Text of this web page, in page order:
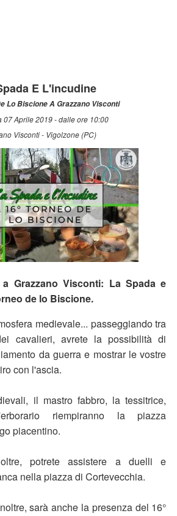
E L'incudine
Lo Biscione A Grazzano Visconti
07 Aprile 2019 - dalle ore 10:00
Visconti - Vigolzone (PC)
Grazzano Visconti: La Spada e
de lo Biscione.
medievale... passeggiando tra
cavalieri, avrete la possibilità di
da guerra e mostrar le vostre
con l'ascia.
il mastro fabbro, la tessitrice,
riempiranno la piazza
piacentino.
potrete assistere a duelli e
nella piazza di Cortevecchia.
sarà anche la presenza del 16°